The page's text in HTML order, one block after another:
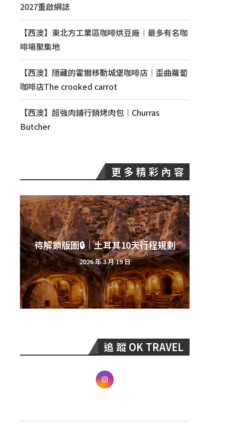
2027重啟網誌
【西澳】東北方工業區咖啡烘豆廠｜最多有名咖
啡場聚集地
【西澳】隱藏的霍爾移動城堡咖啡店｜歪曲蘿蔔
咖啡店The crooked carrot
【西澳】超強肉鋪行銷烤肉包｜Churras
Butcher
更 多 精 彩 內 容
『公告』2026 ＯＫ travel 不再更新
內容，預計2027重啟網誌
2026 年 1 月 4 日
追 蹤 OK TRAVEL